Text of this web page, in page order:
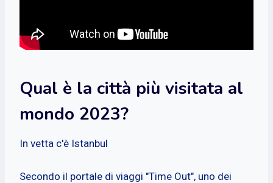
Qual è la città più visitata al
mondo 2023?
In vetta c'è Istanbul
Secondo il portale di viaggi "Time Out", uno dei